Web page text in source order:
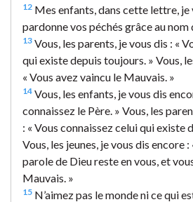
12 Mes enfants, dans cette lettre, je
pardonne vos péchés grâce au nom
13 Vous, les parents, je vous dis : «
qui existe depuis toujours. » Vous,
« Vous avez vaincu le Mauvais. »
14 Vous, les enfants, je vous dis
connaissez le Père. » Vous, les
: « Vous connaissez celui qui existe
Vous, les jeunes, je vous dis encore
parole de Dieu reste en vous, et
Mauvais. »
15 N’aimez pas le monde ni ce qui